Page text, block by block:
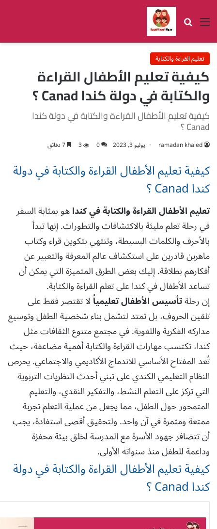
القائمة بحث عن
تعليم القراءة والكتابة
كيفية تعليم الأطفال القراءة
والكتابة في دولة كندا Canad ؟
كيفية تعليم الأطفال القراءة والكتابة في دولة كندا
Canad ؟
ramadan khaled يوليو 3, 2023 0
3
كيفية تعليم الأطفال القراءة والكتابة في دولة
كندا Canad ؟
تعليم الأطفال القراءة والكتابة في كنداهو بمثابة السفر
في رحلة تعلم مليئة بالاكتشافات والتطورات. إنها تبدأ
بالأحرف والكلمات البسيطة، وتنتهي بتكوين قراء وكتاب
ماهرين قادرين على استكشاف عالم المعرفة والتعبير عن
أفكارهم بطلاقة. إليك بعض الطرق المتميزة التي يمكن أن
تساعد الأطفال في كندا على تعلم القراءة والكتابة.
إن رحلةتأسيس الأطفال تعليمياًلا تقتصر فقط على
تلقين الحروف، بل تمتد لتشمل بناء شخصية الطفل وتوسيع
مداركه الفكرية واللغوية. في مجتمع متنوع الثقافات مثل
كندا، تكتسب مهارات القراءة والكتابة أهمية مضاعفة، حيث
تُعد المفتاح الأساسي للاندماج الأكاديمي والاجتماعي. يحرص
النظام التعليمي الكندي على تبني أحدث النظريات التربوية
التي تركز على التعلم النشط، والتفكير النقدي، والتعليم
المتمحور حول الطفل، مما يجعل من عملية التعلم تجربة
ممتعة ومثمرة في آن واحد. ولتحقيق أقصى استفادة، يجب
أن تتضافر جهود الأسرة مع المدرسة لخلق بيئة محفزة
وداعمة للطفل منذ سنواته الأولى.
كيفية تعليم الأطفال القراءة والكتابة في دولة
كندا Canad ؟